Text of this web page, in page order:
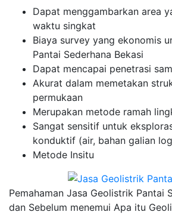
Dapat menggambarkan area
waktu singkat
Biaya survey yang ekonomis
Pantai Sederhana Bekasi
Dapat mencapai penetrasi
Akurat dalam memetakan
permukaan
Merupakan metode ramah
Sangat sensitif untuk
konduktif (air, bahan galian
Metode Insitu
Pemahaman Jasa Geolistrik Pantai
dan Sebelum menemui Apa itu